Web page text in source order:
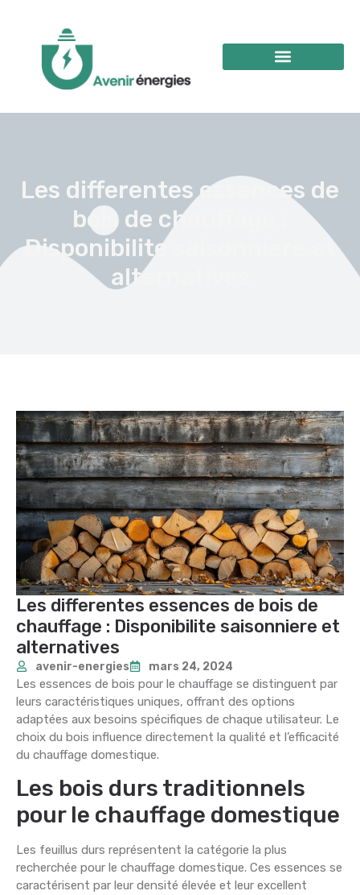
Les differentes essences de
bois de chauffage :
Disponibilite saisonniere et
alternatives
Les differentes essences de bois de
chauffage : Disponibilite saisonniere et
alternatives
avenir-energies mars 24, 2024
Les essences de bois pour le chauffage se distinguent par
leurs caractéristiques uniques, offrant des options
adaptées aux besoins spécifiques de chaque utilisateur. Le
choix du bois influence directement la qualité et l’efficacité
du chauffage domestique.
Les bois durs traditionnels
pour le chauffage domestique
Les feuillus durs représentent la catégorie la plus
recherchée pour le chauffage domestique. Ces essences se
caractérisent par leur densité élevée et leur excellent